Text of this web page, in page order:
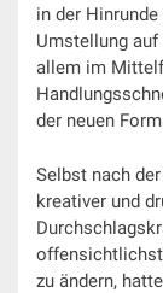
in der
Umstellung
allem im
der neuen
Selbst nach
kreativer und
zu ändern,